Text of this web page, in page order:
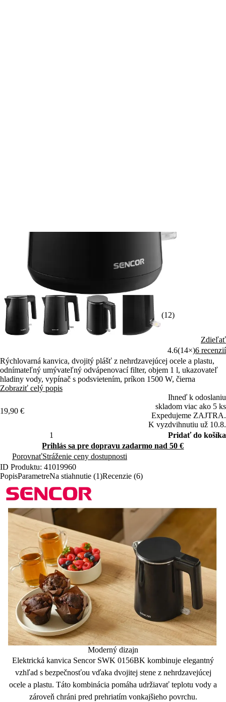
(12)
Zdieľať
4.6(14×)6 recenzií
Rýchlovarná kanvica, dvojitý plášť z nehrdzavejúcej ocele a plastu,
odnímateľný umývateľný odvápenovací filter, objem 1 l, ukazovateľ
hladiny vody, vypínač s podsvietením, príkon 1500 W, čierna
Zobraziť celý popis
19,90 €
Ihneď k odoslaniu
skladom viac ako 5 ks
Expedujeme ZAJTRA.
K vyzdvihnutiu už 10.8.
Pridať do košíka
Prihlás sa pre dopravu zadarmo nad 50 €
PorovnaťStráženie ceny dostupnosti
ID Produktu: 41019960
PopisParametreNa stiahnutie (1)Recenzie (6)
Moderný dizajn
Elektrická kanvica Sencor SWK 0156BK kombinuje elegantný
vzhľad s bezpečnosťouvďaka dvojitej stene z nehrdzavejúcej
ocele a plastu. Táto kombinácia pomáha udržiavať teplotu vody a
zároveň chráni pred prehriatím vonkajšieho povrchu.